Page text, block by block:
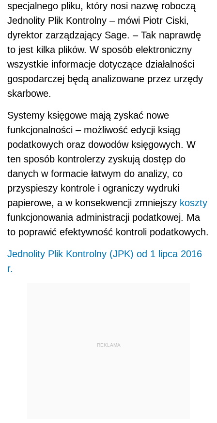
specjalnego pliku, który nosi nazwę roboczą
Jednolity Plik Kontrolny – mówi Piotr Ciski,
dyrektor zarządzający Sage. – Tak naprawdę
to jest kilka plików. W sposób elektroniczny
wszystkie informacje dotyczące działalności
gospodarczej będą analizowane przez urzędy
skarbowe.
Systemy księgowe mają zyskać nowe
funkcjonalności – możliwość edycji ksiąg
podatkowych oraz dowodów księgowych. W
ten sposób kontrolerzy zyskują dostęp do
danych w formacie łatwym do analizy, co
przyspieszy kontrole i ograniczy wydruki
papierowe, a w konsekwencji zmniejszy koszty
funkcjonowania administracji podatkowej. Ma
to poprawić efektywność kontroli podatkowych.
Jednolity Plik Kontrolny (JPK) od 1 lipca 2016
r.
REKLAMA